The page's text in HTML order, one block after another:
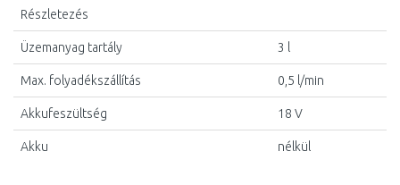
Részletezés
Üzemanyag tartály 3 l
Max. folyadékszállítás 0,5 l/min
Akkufeszültség 18 V
Akku nélkül